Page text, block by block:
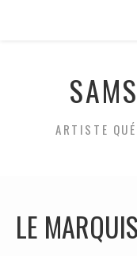
ARTISTE
LE